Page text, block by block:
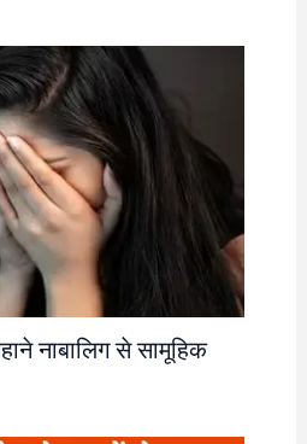
नाबालिग से सामूहिक